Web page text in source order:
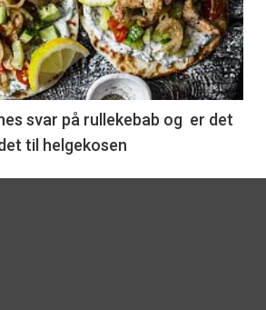
svar på rullekebab og er det
til helgekosen